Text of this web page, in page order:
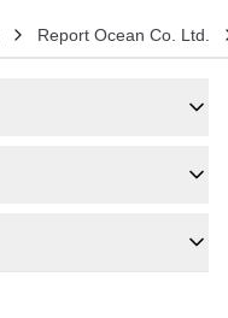
Report Ocean Co. Ltd.